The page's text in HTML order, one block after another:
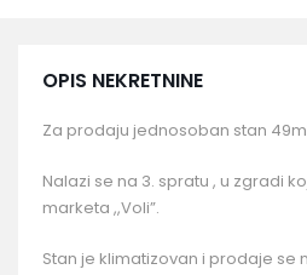
OPIS NEKRETNINE
Za prodaju jednosoban stan
Nalazi se na 3. spratu , u zgradi
marketa ,,Voli”.
Stan je klimatizovan i prodaje se